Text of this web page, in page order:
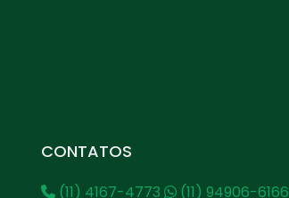
CONTATOS
(11) 4167-4773 (11) 94906-6166